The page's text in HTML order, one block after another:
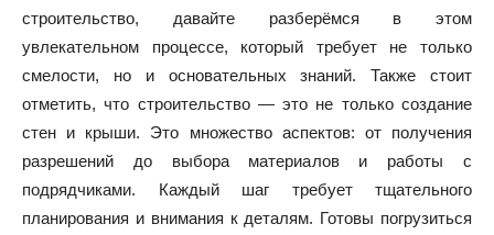
строительство, давайте разберёмся в этом
увлекательном процессе, который требует не только
смелости, но и основательных знаний. Также стоит
отметить, что строительство — это не только создание
стен и крыши. Это множество аспектов: от получения
разрешений до выбора материалов и работы с
подрядчиками. Каждый шаг требует тщательного
планирования и внимания к деталям. Готовы погрузиться